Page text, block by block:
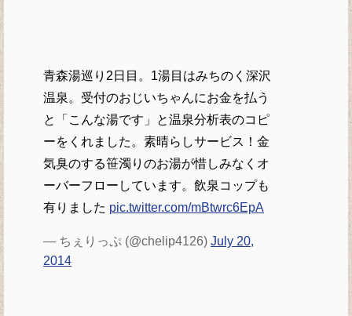
青森湯巡り2日目。1湯目はみちのく深沢
温泉。受付のおじいちゃんにお金を払う
と「こんな湯です」と温泉分析表のコピ
ーをくれました。素晴らしサービス！金
気臭のする笹濁りのお湯が惜しみなくオ
ーバーフローしています。飲泉コップも
有りました pic.twitter.com/mBtwrc6EpA
— ちぇりっぷ (@chelip4126) July 20,
2014